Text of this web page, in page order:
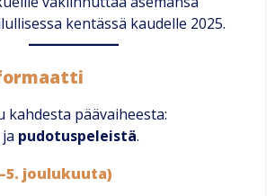
kentässä kaudelle 2025.
päävaiheesta:
ja pudotuspeleistä.
joulukuuta)